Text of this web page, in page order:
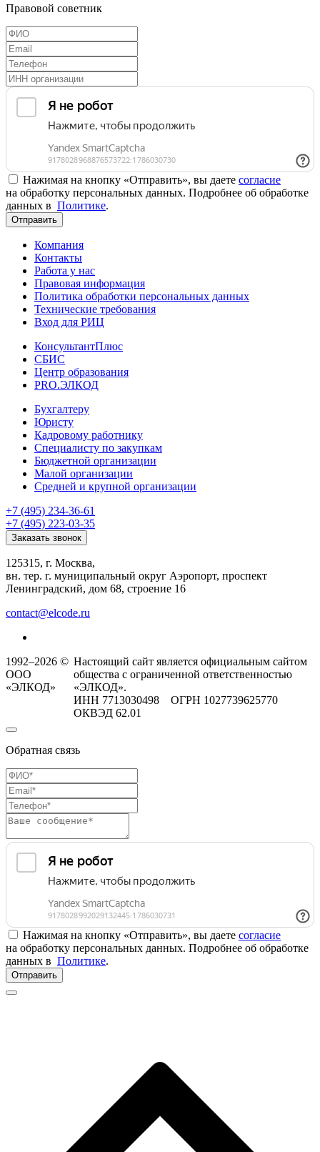
Правовой советник
Нажимая на кнопку «Отправить», вы даете согласие
на обработку персональных данных. Подробнее об обработке
данных в Политике.
Отправить
Компания
Контакты
Работа у нас
Правовая информация
Политика обработки персональных данных
Технические требования
Вход для РИЦ
КонсультантПлюс
СБИС
Центр образования
PRO.ЭЛКОД
Бухгалтеру
Юристу
Кадровому работнику
Специалисту по закупкам
Бюджетной организации
Малой организации
Средней и крупной организации
+7 (495) 234-36-61
+7 (495) 223-03-35
Заказать звонок
125315, г. Москва,
вн. тер. г. муниципальный округ Аэропорт, проспект
Ленинградский, дом 68, строение 16
contact@elcode.ru
1992–2026 ©
ООО
«ЭЛКОД»
Настоящий сайт является официальным сайтом
общества с ограниченной ответственностью
«ЭЛКОД».
ИНН 7713030498 ОГРН 1027739625770
ОКВЭД 62.01
Обратная связь
Нажимая на кнопку «Отправить», вы даете согласие
на обработку персональных данных. Подробнее об обработке
данных в Политике.
Отправить